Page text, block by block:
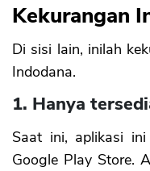
Kekurangan
Di sisi lain, inilah
Indodana.
1. Hanya
Saat ini, aplikasi
Google Play Store.